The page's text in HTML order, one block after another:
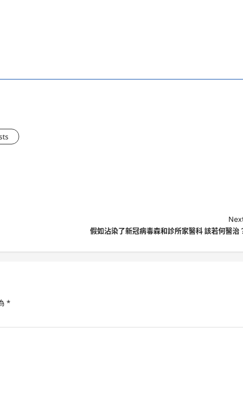
假如沾染了新冠病毒森和診所家醫科 該若何醫治
*